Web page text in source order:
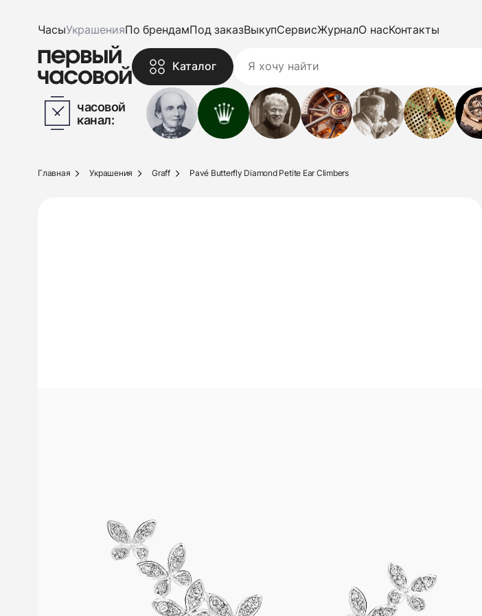
ЧасыУкрашенияПо брендамПод заказВыкупСервисЖурналО насКонтакты
Каталог
часовой
канал:
Главная Украшения Graff Pavé Butterfly Diamond Petite Ear Climbers